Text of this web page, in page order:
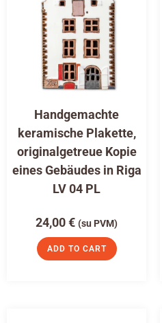
Handgemachte
keramische Plakette,
originalgetreue Kopie
eines Gebäudes in Riga
LV 04 PL
24,00€ (su PVM)
ADD TO CART